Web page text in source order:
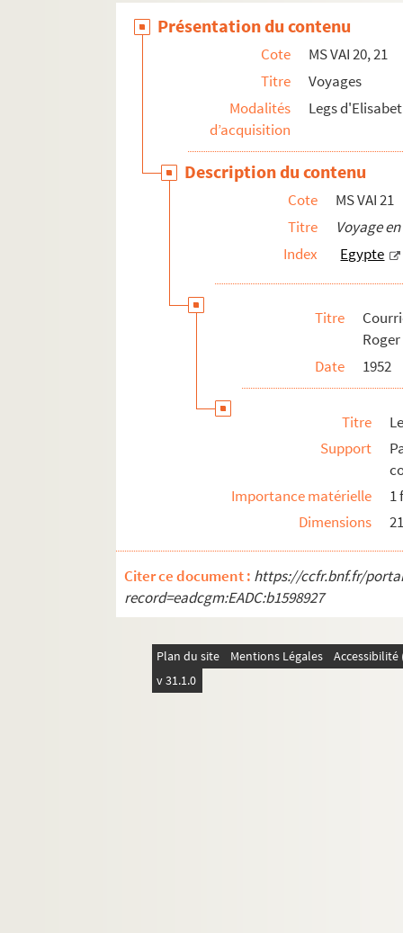
MS VAI 37.
La Fête
MS VAI 38. Journaux et essais
MS VAI 39. Carnets de notes
MS VAI 40a. Carnets de notes
MS VAI 40b. Carnets de notes
MS VAI 40c. Carnets de notes
MS VAI 41.
325 000 francs
MS VAI 44. Travaux de recherches
MS VAI 45. Projets inédits de fictions
MS VAI 47. Courriers personnels adressés
MS VAI 49a. Lettres de Roger Vailland à sa
MS VAI 49b. Lettres de Roger Vailland à sa
MS VAI 50. Lettres d'enfance, poèmes de
MS VAI 51. Dissertations et bulletins
Présentation du contenu
Cote
MS VAI 20, 21
Titre
Voyages
Modalités
d’acquisition
Legs
Description du contenu
Cote
MS VAI 21
Titre
Voyage
Index
Egypte
Titre
Date
1952
Titre
Support
Importance matérielle
1
Dimensions
Citer ce document : https://ccfr.bnf.fr/
record=eadcgm:EADC:b1598927
Plan du site Mentions Légales
v 31.1.0